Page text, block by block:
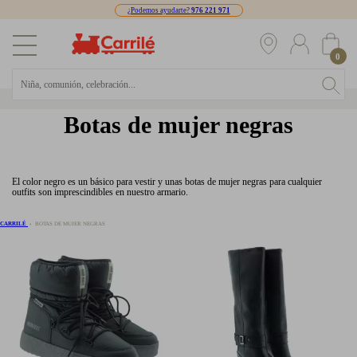
¿Podemos ayudarte? 976 221 971
0
Botas de mujer negras
El color negro es un básico para vestir y unas botas de mujer negras para cualquier
outfits son imprescindibles en nuestro armario.
CARRILÉ BOTAS DE MUJER NEGRAS